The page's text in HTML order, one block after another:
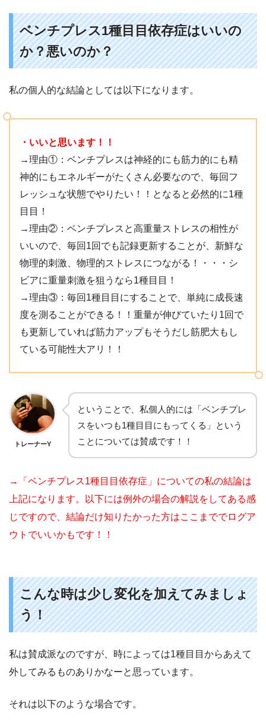
ベンチプレス1種目目依存症はいいの
か？悪いのか？
私の個人的な結論としては以下になります。
・いいと思います！！
→理由①：ベンチプレスは神経的にも筋力的にも精
神的にもエネルギーがたくさん必要なので、毎回フ
レッシュな状態でやりたい！！となると必然的に1種
目目！
→理由②：ベンチプレスと高重量ストレスの相性が
いいので、毎回1回でも記録更新することが、新鮮な
物理的刺激、物理的ストレスにつながる！・・・シ
ビアに重量刺激を狙うなら1種目目！
→理由③：毎回1種目目にすることで、単純に成長速
度を測ることができる！！重量が伸びていたり1回で
も更新していれば筋力アップもそうだし筋肥大もし
ている可能性大アリ！！
トレーナーY
ということで、私個人的には「ベンチプレ
スをいつも1種目目にもってくる」という
ことについては賛成です！！
→「ベンチプレス1種目目依存症」についての私の結論は
上記になります。以下には例外の場合の解説をしてある感
じですので、結論だけ知りたかった方はここまででログア
ウトでいいかもです！！
こんな時は少し変化を加えてみましょ
う！
私は賛成派なのですが、時によっては1種目目からあえて
外してみるものありかなーと思っています。
それは以下のような場合です。